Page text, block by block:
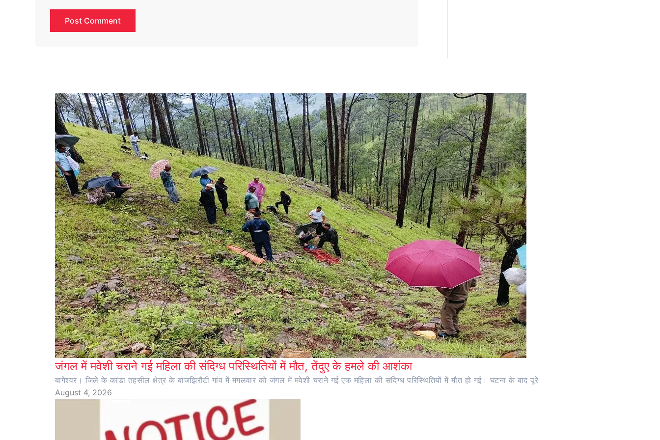
जंगल में मवेशी चराने गई महिला की संदिग्ध परिस्थितियों में मौत, तेंदुए के हमले की आशंका
बागेश्वर। जिले के कांडा तहसील क्षेत्र के बांजझिरौटी गांव में मंगलवार को जंगल में मवेशी चराने गई एक महिला की संदिग्ध परिस्थितियों में मौत हो गई। घटना के बाद पूरे
August 4, 2026